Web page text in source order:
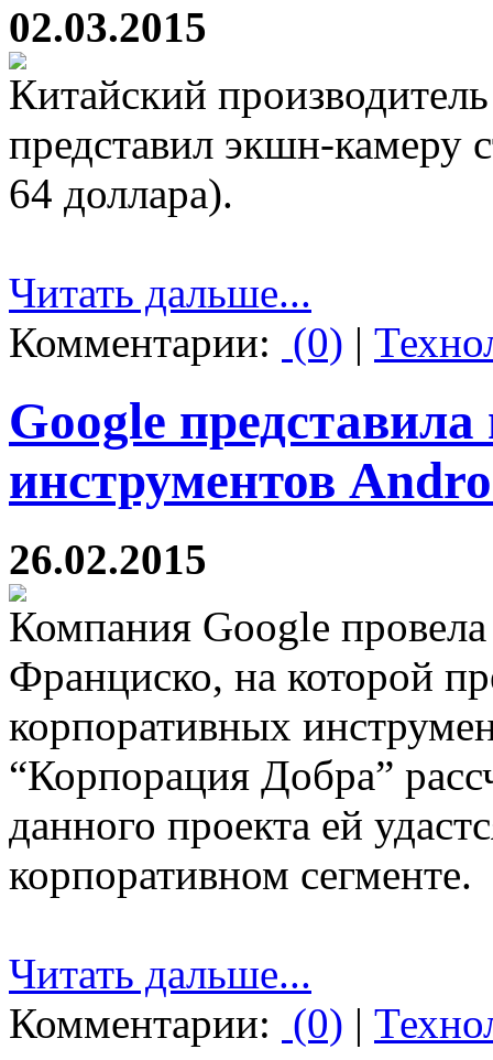
02.03.2015
Китайский
представил экшн-камеру
64 доллара).
Читать дальше...
Комментарии: (0) |
Google
инструментов
26.02.2015
Компания Google
Франциско, на которой
корпоративных
“Корпорация Добра”
данного проекта ей
корпоративном сегменте.
Читать дальше...
Комментарии: (0) |